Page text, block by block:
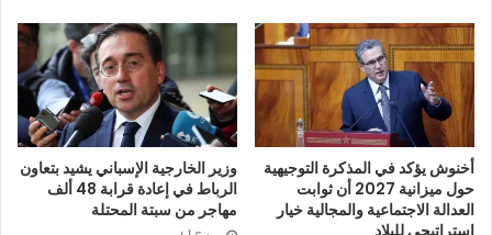
أخنوش يؤكد في المذكرة التوجيهية
حول ميزانية 2027 أن ثوابت
العدالة الاجتماعية والمجالية خيار
استراتيجي للبلاد
وزير الخارجية الإسباني يشيد بتعاون
الرباط في إعادة قرابة 48 ألف
مهاجر من سبتة المحتلة